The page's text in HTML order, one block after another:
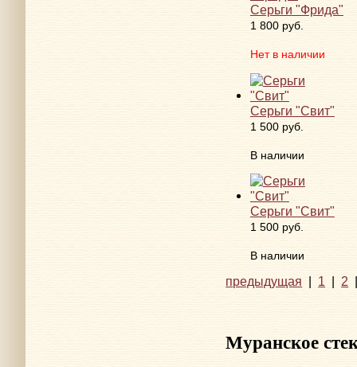
Серьги "Фрида"
1 800 руб.
Нет в наличии
Серьги "Свит"
1 500 руб.
В наличии
Серьги "Свит"
1 500 руб.
В наличии
предыдущая 1 2
Муранское